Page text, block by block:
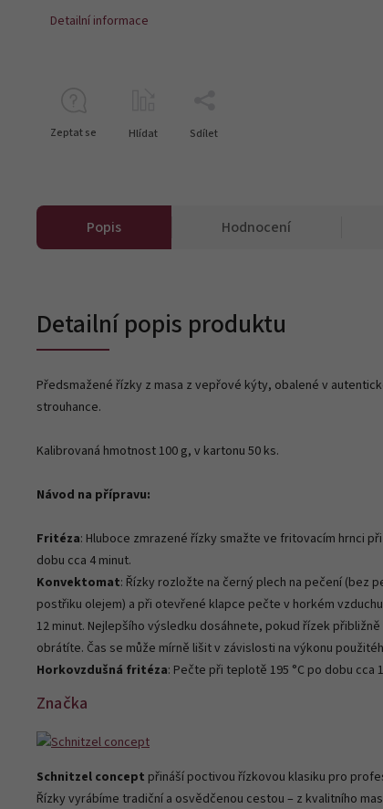
Detailní informace
Zeptat se Hlídat Sdílet
Popis Hodnocení
Detailní popis produktu
Předsmažené řízky z masa z vepřové kýty, obalené v
strouhance.
Kalibrovaná hmotnost 100 g, v kartonu 50 ks.
Návod na přípravu:
Fritéza: Hluboce zmrazené řízky smažte ve fritovacím hrnci
dobu cca 4 minut.
Konvektomat: Řízky rozložte na černý plech na pečení (bez
postřiku olejem) a při otevřené klapce pečte v horkém
12 minut. Nejlepšího výsledku dosáhnete, pokud řízek
obrátíte. Čas se může mírně lišit v závislosti na výkonu
Horkovzdušná fritéza: Pečte při teplotě 195 °C po dobu cca
Značka
Schnitzel concept přináší poctivou řízkovou klasiku pro
Řízky vyrábíme tradiční a osvědčenou cestou – z kvalitního